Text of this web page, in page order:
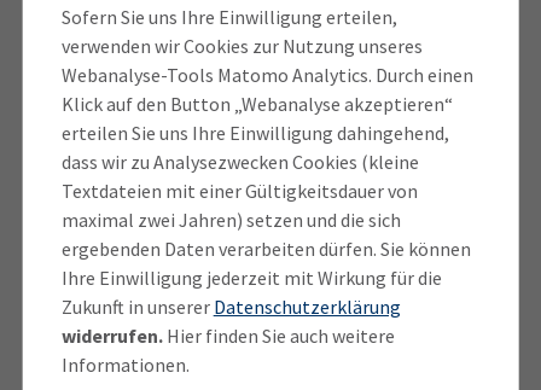
Sofern Sie uns Ihre Einwilligung erteilen,
verwenden wir Cookies zur Nutzung unseres
Webanalyse-Tools Matomo Analytics. Durch einen
Klick auf den Button „Webanalyse akzeptieren“
erteilen Sie uns Ihre Einwilligung dahingehend,
dass wir zu Analysezwecken Cookies (kleine
Textdateien mit einer Gültigkeitsdauer von
maximal zwei Jahren) setzen und die sich
ergebenden Daten verarbeiten dürfen. Sie können
Ihre Einwilligung jederzeit mit Wirkung für die
Zukunft in unserer Datenschutzerklärung
widerrufen.Hier finden Sie auch weitere
Informationen.
noch einmal beflügelt haben“, sagt Ingrid Obermeier-
Osl, Vorsitzende des IHK-Regionalausschusses
Altötting-Mühldorf. Die IHK-Vizepräsidentin setzt
sich mit Nachdruck für eine stärkere Kultur der
Selbstständigkeit ein. Dazu gehöre ein besseres
Gründungsklima mit weniger Bürokratie und
einfacheren Steuerregeln. „Bereits in der Schule
müssen außerdem die Chancen und der Wert des
Unternehmertums für die Gesellschaft deutlich
gemacht werden“, fordert Obermeier-Osl. Sie betont
zudem die herausragende Rolle der Existenzgründer
innerhalb der regionalen Wirtschaft: „Start-Ups und